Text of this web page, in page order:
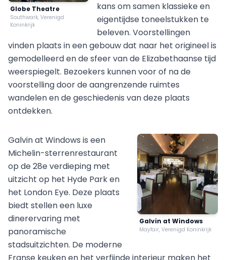
Globe Theatre
Southwark, Verenigd
Koninkrijk
kans om samen klassieke en
eigentijdse toneelstukken te
beleven. Voorstellingen
vinden plaats in een gebouw dat naar het origineel is
gemodelleerd en de sfeer van de Elizabethaanse tijd
weerspiegelt. Bezoekers kunnen voor of na de
voorstelling door de aangrenzende ruimtes
wandelen en de geschiedenis van deze plaats
ontdekken.
Galvin at Windows
Mayfair, Verenigd Koninkrijk
Galvin at Windows is een
Michelin-sterrenrestaurant
op de 28e verdieping met
uitzicht op het Hyde Park en
het London Eye. Deze plaats
biedt stellen een luxe
dinerervaring met
panoramische
stadsuitzichten. De moderne